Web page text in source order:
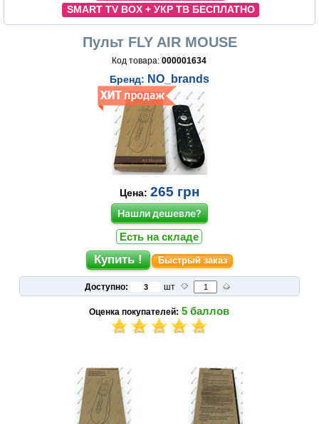
SMART TV BOX + УКР ТВ БЕСПЛАТНО
Пульт FLY AIR MOUSE
Код товара:000001634
Бренд: NO_brands
Цена: 265 грн
Нашли дешевле?
Есть на складе
Быстрый заказ
Доступно: шт
Оценка покупателей: 5 баллов